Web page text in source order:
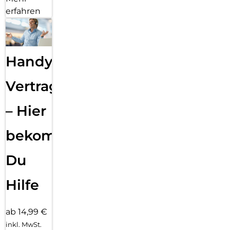
erfahren
Handy
Vertragsabwicklung
– Hier
bekommst
Du
Hilfe
ab 14,99 €
inkl. MwSt.